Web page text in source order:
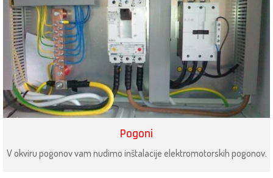
Pogoni
V okviru pogonov vam nudimo inštalacije elektromotorskih pogonov.